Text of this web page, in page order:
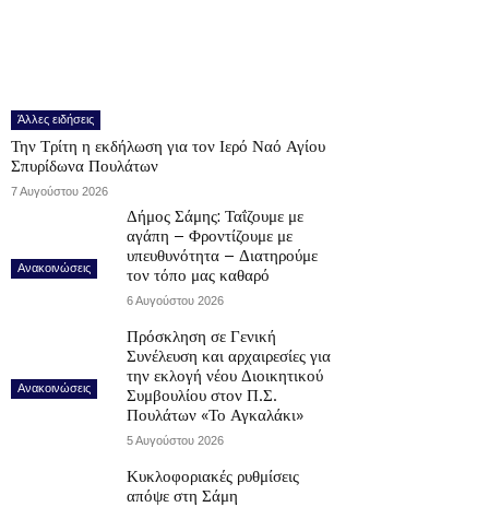
Άλλες ειδήσεις
Την Τρίτη η εκδήλωση για τον Ιερό Ναό Αγίου
Σπυρίδωνα Πουλάτων
7 Αυγούστου 2026
Ανακοινώσεις
Δήμος Σάμης: Ταΐζουμε με
αγάπη – Φροντίζουμε με
υπευθυνότητα – Διατηρούμε
τον τόπο μας καθαρό
6 Αυγούστου 2026
Ανακοινώσεις
Πρόσκληση σε Γενική
Συνέλευση και αρχαιρεσίες για
την εκλογή νέου Διοικητικού
Συμβουλίου στον Π.Σ.
Πουλάτων «Το Αγκαλάκι»
5 Αυγούστου 2026
Κυκλοφοριακές ρυθμίσεις
απόψε στη Σάμη